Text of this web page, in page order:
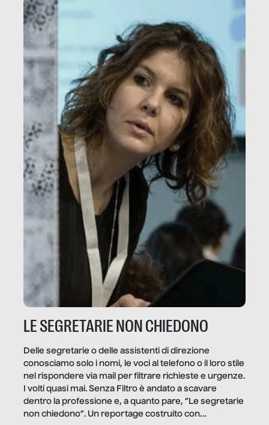
LE SEGRETARIE NON CHIEDONO
Delle segretarie o delle assistenti di direzione
conosciamo solo i nomi, le voci al telefono o il loro stile
nel rispondere via mail per filtrare richieste e urgenze.
I volti quasi mai. Senza Filtro è andato a scavare
dentro la professione e, a quanto pare, “Le segretarie
non chiedono”. Un reportage costruito con